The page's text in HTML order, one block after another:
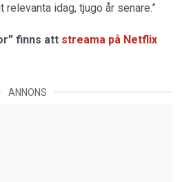
idag, tjugo år senare.”
finns att streama på Netflix
ANNONS